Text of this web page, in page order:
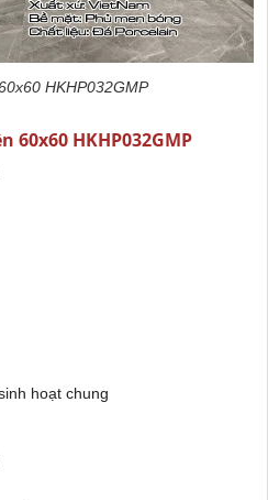
HKHP032GMP
60x60 HKHP032GMP
tiết sản phẩm
hoạt chung